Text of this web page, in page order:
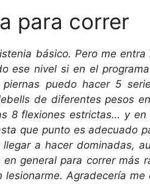
para correr
básico. Pero me
ese nivel si en el
puedo hacer 5
de diferentes pesos
8 flexiones estrictas… y
que punto es adecuado
a hacer dominadas,
general para correr más
Agradecería